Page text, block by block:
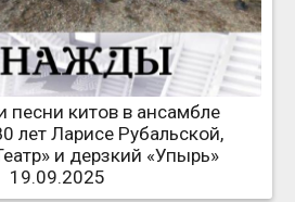
песни китов в ансамбле
лет Ларисе Рубальской,
и дерзкий «Упырь»
19.09.2025